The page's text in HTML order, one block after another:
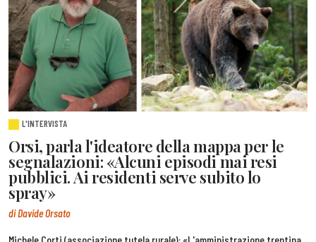
L'INTERVISTA
Orsi, parla l'ideatore della mappa per le
segnalazioni: «Alcuni episodi mai resi
pubblici. Ai residenti serve subito lo
spray»
di Davide Orsato